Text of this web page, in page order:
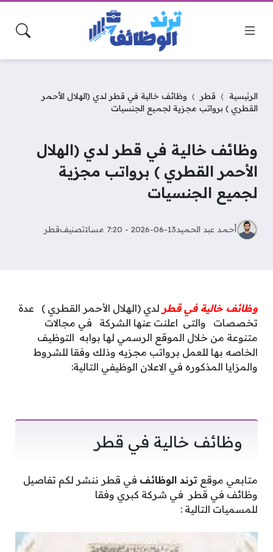
الرئيسية قطر
وظائف خالية في قطر لدي (الهلال الأحمر
القطري ) برواتب مجزية لجميع الجنسيات
وظائف خالية في قطر لدي (الهلال
الأحمر القطري ) برواتب مجزية
لجميع الجنسيات
أحمد عبد الحميد2026-06-13 - 7:20 مساءً تصنيفقطر
وظائف خالية في قطر لدي (الهلال الأحمر القطري ) عدة
تخصصات والتى اعلنت عنها الشركة في مجالات
متنوعة من خلال الموقع الرسمي لها بوابه التوظيف
الخاصه بها للعمل برواتب مجزيه وذلك وفقا للشروط
والمزايا المذكوره في الاعلان الوظيفي التالية:
وظائف خالية في قطر
متابعي موقع ترند الوظائف في قطر ننشر لكم تفاصيل
وظائف في قطر في شركة كبري وفقا
للمسميات التالية :